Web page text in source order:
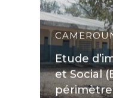
Etude
et Social